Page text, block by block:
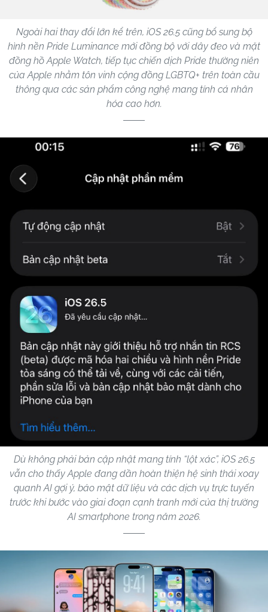
Ngoài hai thay đổi lớn kể trên, iOS 26.5 cũng bổ sung bộ
hình nền Pride Luminance mới đồng bộ với dây đeo và mặt
đồng hồ Apple Watch, tiếp tục chiến dịch Pride thường niên
của Apple nhằm tôn vinh cộng đồng LGBTQ+ trên toàn cầu
thông qua các sản phẩm công nghệ mang tính cá nhân
hóa cao hơn.
Dù không phải bản cập nhật mang tính “lột xác”, iOS 26.5
vẫn cho thấy Apple đang dần hoàn thiện hệ sinh thái xoay
quanh AI gợi ý, bảo mật dữ liệu và các dịch vụ trực tuyến
trước khi bước vào giai đoạn cạnh tranh mới của thị trường
AI smartphone trong năm 2026.